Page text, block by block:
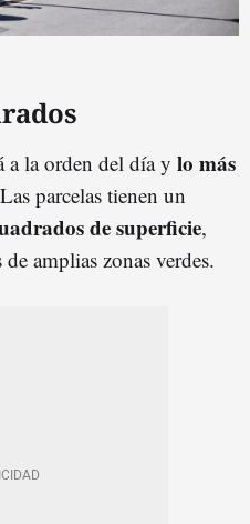
a la orden del día y lo más
parcelas tienen un
de superficie,
amplias zonas verdes.